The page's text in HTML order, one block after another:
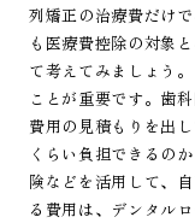
列矯正の治療費だけ
も医療費控除の対象
て考えてみましょう
ことが重要です。歯
費用の見積もりを出
くらい負担できるの
険などを活用して、
る費用は、デンタル